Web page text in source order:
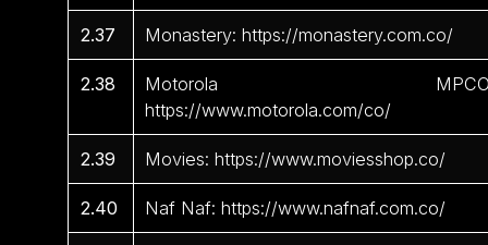
2.37 Monastery: https://monastery.com.co/
2.38
Motorola
https://www.motorola.com/co/
2.39 Movies: https://www.moviesshop.co/
2.40 Naf Naf: https://www.nafnaf.com.co/